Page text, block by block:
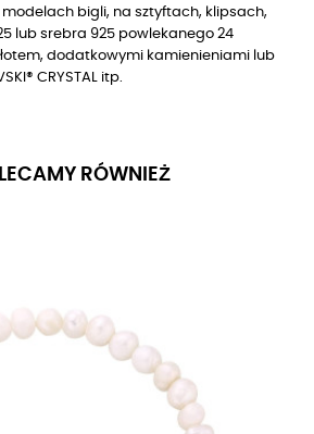
modelach bigli, na sztyftach, klipsach,
lub srebra 925 powlekanego 24
dodatkowymi kamienieniami lub
CRYSTAL itp.
RÓWNIEŻ